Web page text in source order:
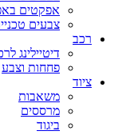
אפקטים
צבעים
רכב
דיטיילינג
פחחות וצבע
ציוד
משאבות
מרססים
ביגוד